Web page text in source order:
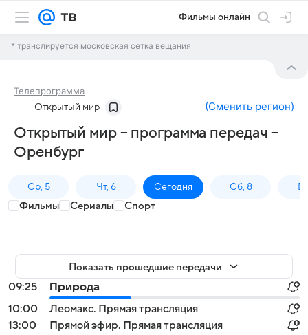
Фильмы онлайн
* транслируется московская сетка вещания
Телепрограмма
Открытый мир (Сменить регион)
Открытый мир – программа передач –
Оренбург
Ср, 5 Чт, 6 Сегодня Сб, 8
Фильмы Сериалы Спорт
Показать прошедшие передачи
09:25
Природа
10:00
Леомакс. Прямая трансляция
13:00
Прямой эфир. Прямая трансляция